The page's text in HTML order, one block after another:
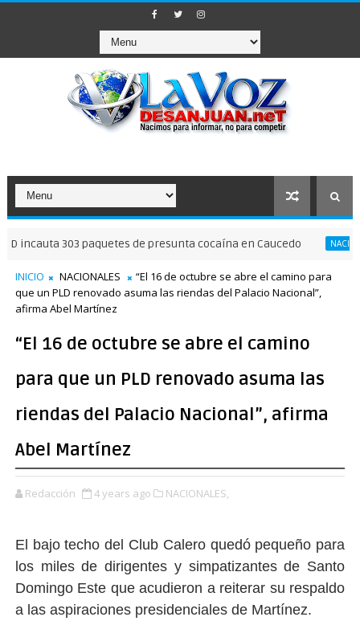
303 paquetes de presunta cocaína en Caucedo NACIONALES
INICIO NACIONALES
“El 16 de octubre se abre el camino para
que un PLD renovado asuma las riendas del Palacio Nacional”,
afirma Abel Martínez
“El 16 de octubre se abre el camino
para que un PLD renovado asuma las
riendas del Palacio Nacional”, afirma
Abel Martínez
Redacción 4 years ago NACIONALES,
El bajo techo del Club Calero quedó pequeño para
los miles de dirigentes y simpatizantes de Santo
Domingo Este que acudieron a reiterar su respaldo
a las aspiraciones presidenciales de Martínez.